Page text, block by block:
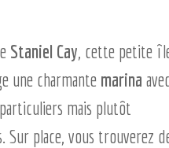
Staniel Cay, cette petite
une charmante marina
mais plutôt
Sur place, vous trouverez